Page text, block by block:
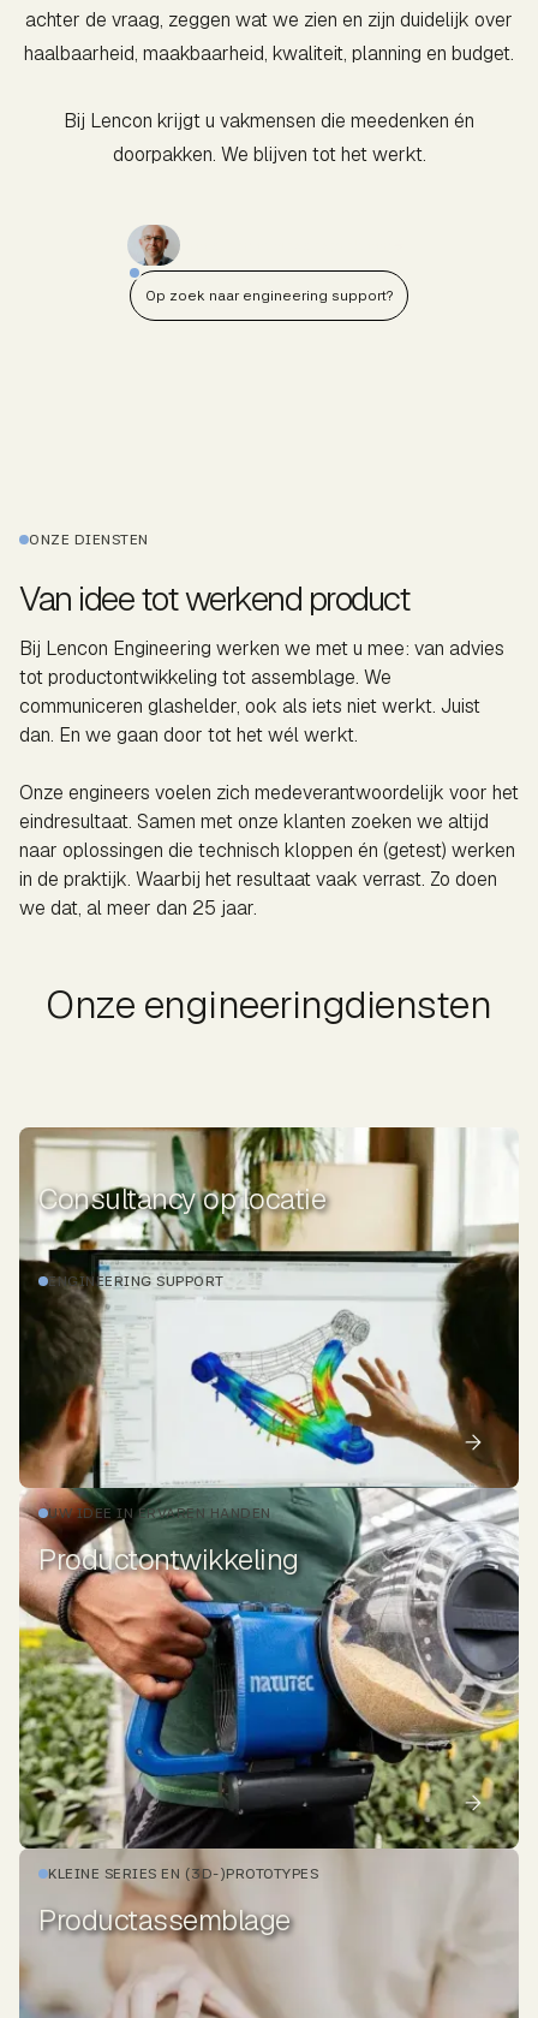
achter de vraag, zeggen wat we zien en zijn duidelijk over
haalbaarheid, maakbaarheid, kwaliteit, planning en budget.
Bij Lencon krijgt u vakmensen die meedenken én
doorpakken. We blijven tot het werkt.
Op zoek naar engineering support?
ONZE DIENSTEN
Van idee tot werkend product
Bij Lencon Engineering werken we met u mee: van advies
tot productontwikkeling tot assemblage. We
communiceren glashelder, ook als iets niet werkt. Juist
dan. En we gaan door tot het wél werkt.
Onze engineers voelen zich medeverantwoordelijk voor het
eindresultaat. Samen met onze klanten zoeken we altijd
naar oplossingen die technisch kloppen én (getest) werken
in de praktijk. Waarbij het resultaat vaak verrast. Zo doen
we dat, al meer dan 25 jaar.
Onze engineeringdiensten
ENGINEERING SUPPORT
Consultancy op locatie
UW IDEE IN ERVAREN HANDEN
Productontwikkeling
KLEINE SERIES EN (3D-)PROTOTYPES
Productassemblage